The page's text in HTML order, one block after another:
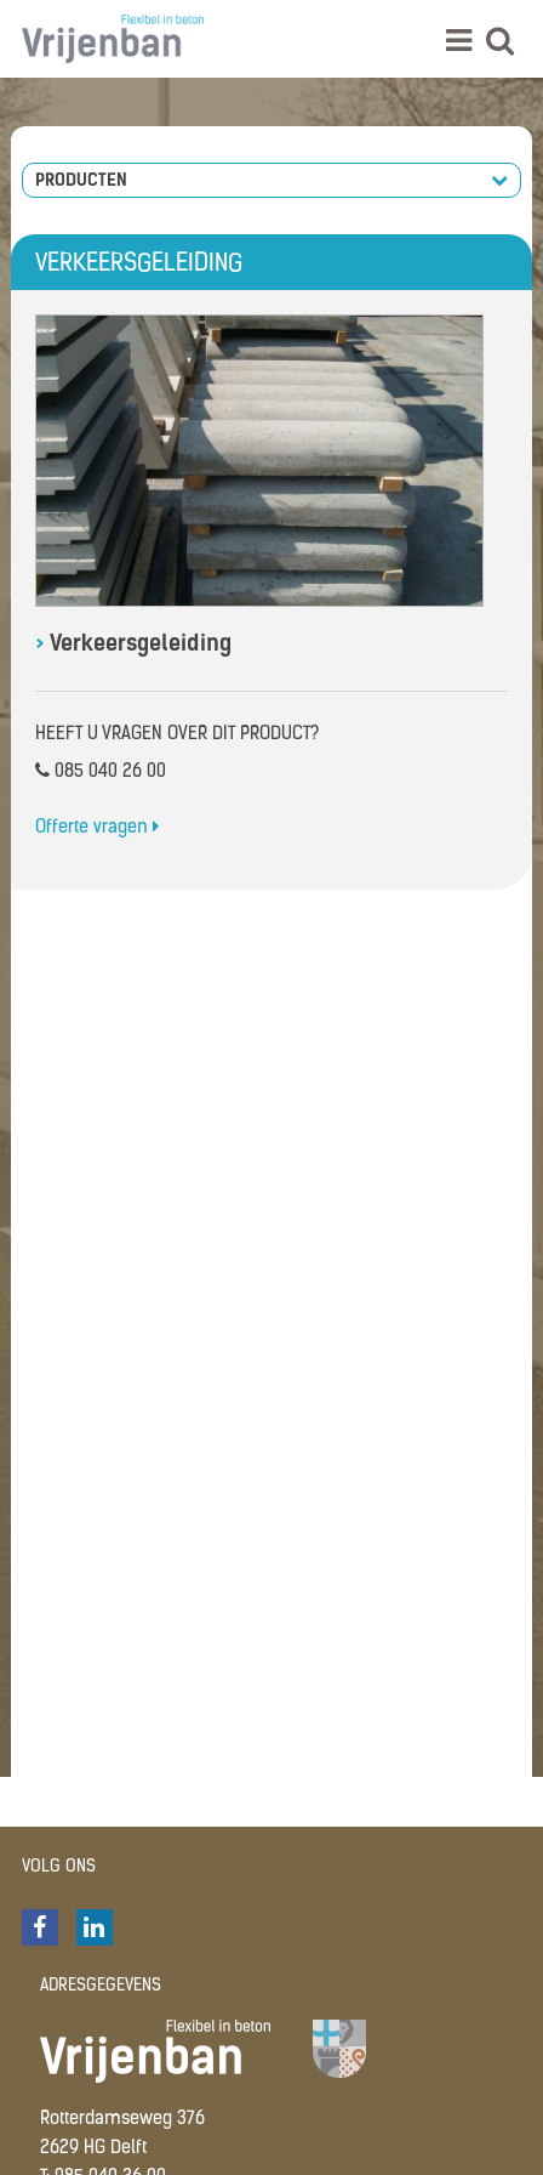
PRODUCTEN
VERKEERSGELEIDING
> Verkeersgeleiding
HEEFT U VRAGEN OVER DIT PRODUCT?
085 040 26 00
Offerte vragen
VOLG ONS
ADRESGEGEVENS
Rotterdamseweg 376
2629 HG Delft